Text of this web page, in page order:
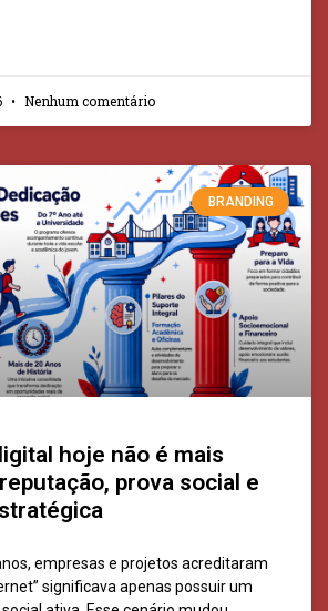
Nenhum comentário
BRANDING
hoje não é mais
prova social e
empresas e projetos acreditaram
significava apenas possuir um